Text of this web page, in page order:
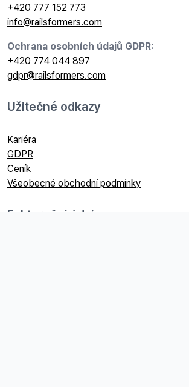
+420 777 152 773
info@railsformers.com
Ochrana osobních údajů GDPR:
+420 774 044 897
gdpr@railsformers.com
Užitečné odkazy
Kariéra
GDPR
Ceník
Všeobecné obchodní podmínky
Fakturační údaje